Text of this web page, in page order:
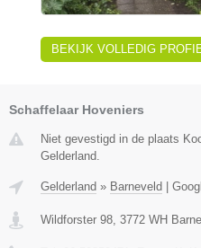
BEKIJK VOLLEDIG
Schaffelaar Hoveniers
Niet gevestigd in de plaats
Gelderland.
Gelderland » Barneveld |
Wildforster 98 3772 WH